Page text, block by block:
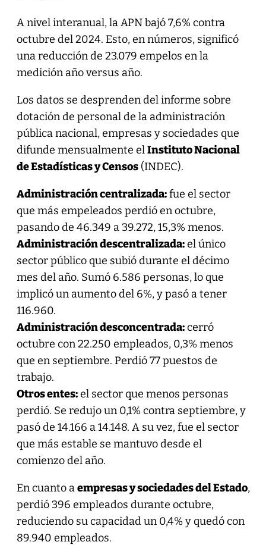
A nivel interanual, la APN bajó 7,6% contra
octubre del 2024. Esto, en números, significó
una reducción de 23.079 empelos en la
medición año versus año.
Los datos se desprenden del informe sobre
dotación de personal de la administración
pública nacional, empresas y sociedades que
difunde mensualmente elInstituto Nacional
de Estadísticas y Censos(INDEC).
Administración centralizada:fue el sector
que más empeleados perdió en octubre,
pasando de 46.349 a 39.272, 15,3% menos.
Administración descentralizada:el único
sector público que subió durante el décimo
mes del año. Sumó 6.586 personas, lo que
implicó un aumento del 6%, y pasó a tener
116.960.
Administración desconcentrada:cerró
octubre con 22.250 empleados, 0,3% menos
que en septiembre. Perdió 77 puestos de
trabajo.
Otros entes:el sector que menos personas
perdió. Se redujo un 0,1% contra septiembre, y
pasó de 14.166 a 14.148. A su vez, fue el sector
que más estable se mantuvo desde el
comienzo del año.
En cuanto aempresas y sociedades del Estado,
perdió 396 empleados durante octubre,
reduciendo su capacidad un 0,4% y quedó con
89.940 empleados.